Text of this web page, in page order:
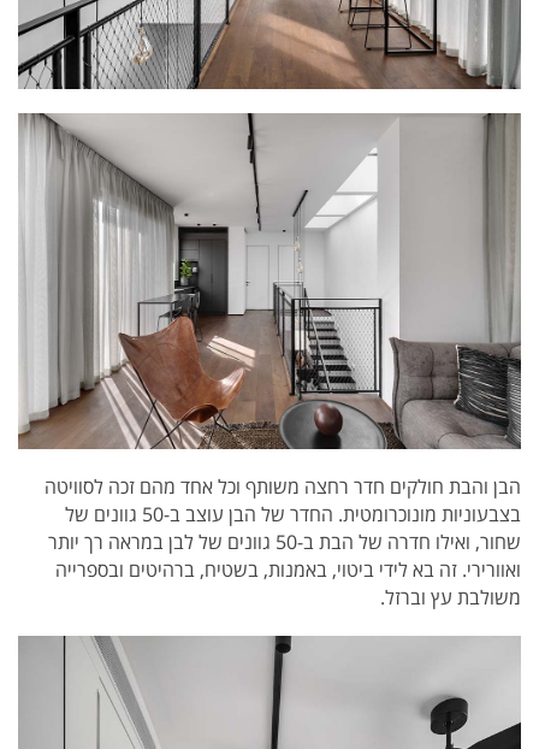
הבן והבת חולקים חדר רחצה משותף וכל אחד מהם זכה לסוויטה
בצבעוניות מונוכרומטית. החדר של הבן עוצב ב-50 גוונים של
שחור, ואילו חדרה של הבת ב-50 גוונים של לבן במראה רך יותר
ואוורירי. זה בא לידי ביטוי, באמנות, בשטיח, ברהיטים ובספרייה
משולבת עץ וברזל.